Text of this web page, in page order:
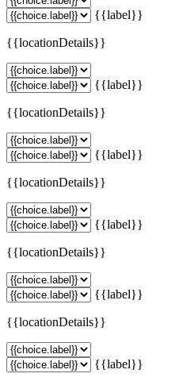
{{label}}
{{locationDetails}}
{{label}}
{{locationDetails}}
{{label}}
{{locationDetails}}
{{label}}
{{locationDetails}}
{{label}}
{{locationDetails}}
{{label}}